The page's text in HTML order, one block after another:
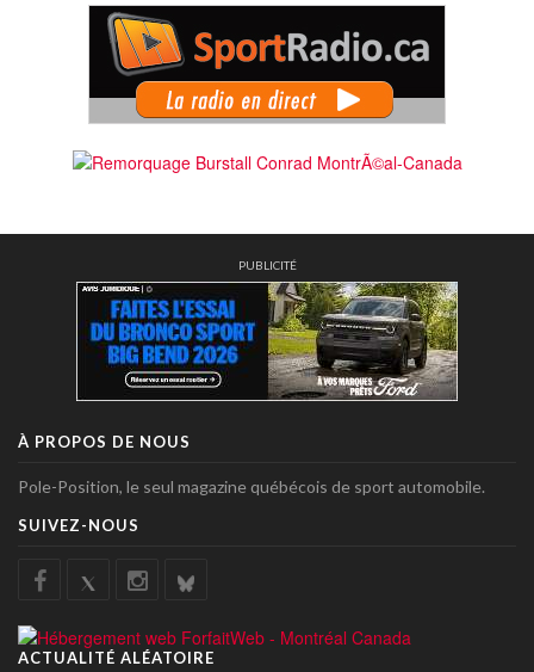
PUBLICITÉ
À PROPOS DE NOUS
Pole-Position, le seul magazine québécois de sport automobile.
SUIVEZ-NOUS
ACTUALITÉ ALÉATOIRE